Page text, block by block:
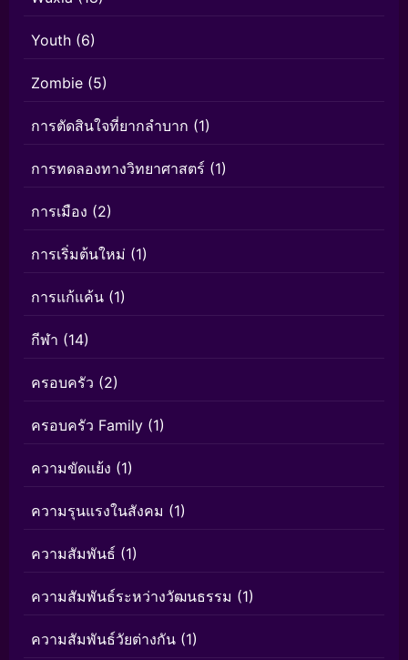
Youth (6)
Zombie (5)
การตัดสินใจที่ยากลำบาก (1)
การทดลองทางวิทยาศาสตร์ (1)
การเมือง (2)
การเริ่มต้นใหม่ (1)
การแก้แค้น (1)
กีฬา (14)
ครอบครัว (2)
ครอบครัว Family (1)
ความขัดแย้ง (1)
ความรุนแรงในสังคม (1)
ความสัมพันธ์ (1)
ความสัมพันธ์ระหว่างวัฒนธรรม (1)
ความสัมพันธ์วัยต่างกัน (1)